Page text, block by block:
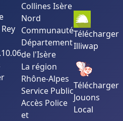
Collines Isère
Nord
Communauté
Département
de l'Isère
La région
Rhône-Alpes
Service Public
Accès Police
et
Télécharger
Illiwap
Télécharger
Jouons
Local